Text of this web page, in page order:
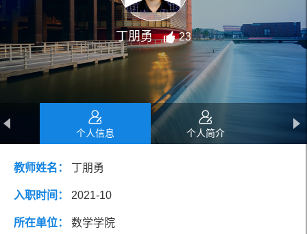
丁朋勇 23
个人信息 个人简介
教育经历
社会兼职
教师姓名： 丁朋勇
入职时间： 2021-10
所在单位： 数学学院